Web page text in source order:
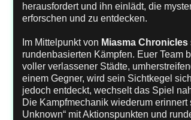
herausfordert und ihn einlädt, die
erforschen und zu entdecken.
Im Mittelpunkt von Miasma Chronicles
rundenbasierten Kämpfen. Euer Team
voller verlassener Städte,
einem Gegner, wird sein Sichtkegel
jedoch entdeckt, wechselt das Spiel
Die Kampfmechanik wiederum
Unknown“ mit Aktionspunkten und